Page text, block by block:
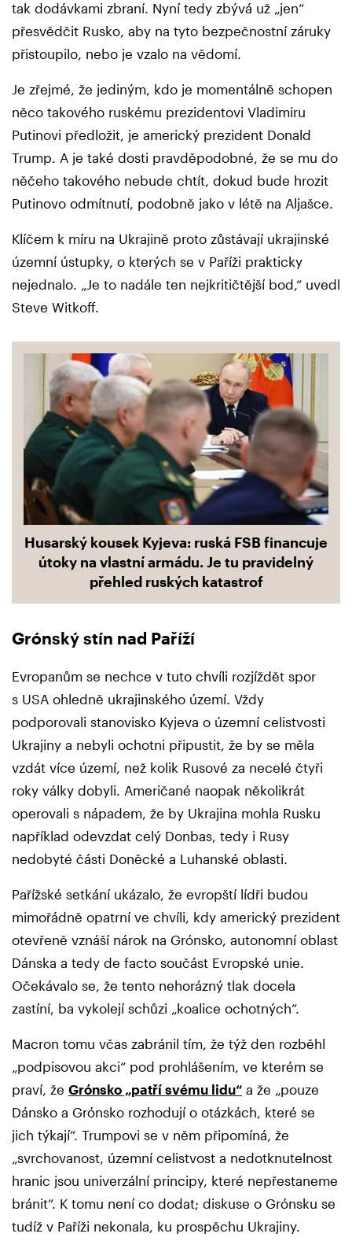
tak dodávkami zbraní. Nyní tedy zbývá už „jen“
přesvědčit Rusko, aby na tyto bezpečnostní záruky
přistoupilo, nebo je vzalo na vědomí.
Je zřejmé, že jediným, kdo je momentálně schopen
něco takového ruskému prezidentovi Vladimiru
Putinovi předložit, je americký prezident Donald
Trump. A je také dosti pravděpodobné, že se mu do
něčeho takového nebude chtít, dokud bude hrozit
Putinovo odmítnutí, podobně jako v létě na Aljašce.
Klíčem k míru na Ukrajině proto zůstávají ukrajinské
územní ústupky, o kterých se v Paříži prakticky
nejednalo. „Je to nadále ten nejkritičtější bod,“ uvedl
Steve Witkoff.
Husarský kousek Kyjeva: ruská FSB financuje
útoky na vlastní armádu. Je tu pravidelný
přehled ruských katastrof
Grónský stín nad Paříží
Evropanům se nechce v tuto chvíli rozjíždět spor
s USA ohledně ukrajinského území. Vždy
podporovali stanovisko Kyjeva o územní celistvosti
Ukrajiny a nebyli ochotni připustit, že by se měla
vzdát více území, než kolik Rusové za necelé čtyři
roky války dobyli. Američané naopak několikrát
operovali s nápadem, že by Ukrajina mohla Rusku
například odevzdat celý Donbas, tedy i Rusy
nedobyté části Doněcké a Luhanské oblasti.
Pařížské setkání ukázalo, že evropští lídři budou
mimořádně opatrní ve chvíli, kdy americký prezident
otevřeně vznáší nárok na Grónsko, autonomní oblast
Dánska a tedy de facto součást Evropské unie.
Očekávalo se, že tento nehorázný tlak docela
zastíní, ba vykolejí schůzi „koalice ochotných“.
Macron tomu včas zabránil tím, že týž den rozběhl
„podpisovou akci“ pod prohlášením, ve kterém se
praví, že Grónsko „patří svému lidu“ a že „pouze
Dánsko a Grónsko rozhodují o otázkách, které se
jich týkají“. Trumpovi se v něm připomíná, že
„svrchovanost, územní celistvost a nedotknutelnost
hranic jsou univerzální principy, které nepřestaneme
bránit“. K tomu není co dodat; diskuse o Grónsku se
tudíž v Paříži nekonala, ku prospěchu Ukrajiny.